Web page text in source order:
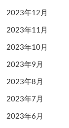
2023年12月
2023年11月
2023年10月
2023年9月
2023年8月
2023年7月
2023年6月